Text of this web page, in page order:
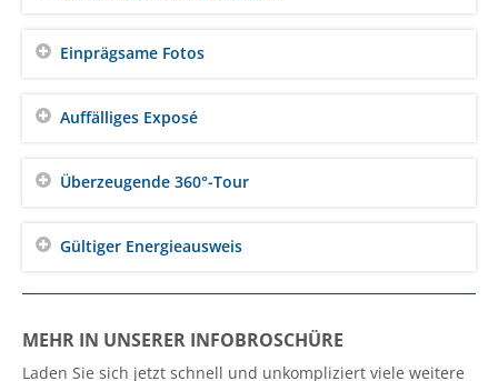
Einprägsame Fotos
Auffälliges Exposé
Überzeugende 360°-Tour
Gültiger Energieausweis
MEHR IN UNSERER INFOBROSCHÜRE
Laden Sie sich jetzt schnell und unkompliziert viele weitere